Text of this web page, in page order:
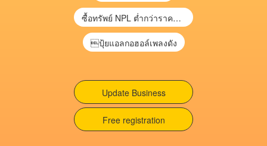
ซื้อทรัพย์ NPL ต่ำกว่าราคาตลาด 30-70% แบบไม่ต้องไปประมูล”
ปุ้ยแอลกอฮอล์เพลงดัง
Update Business
Free registration